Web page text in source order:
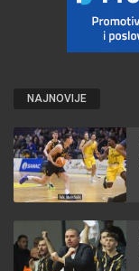
NAJNOVIJE